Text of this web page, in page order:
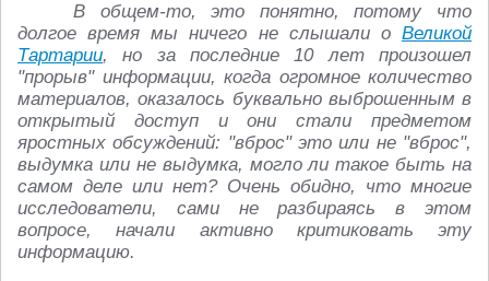
В общем-то, это понятно, потому что
долгое время мы ничего не слышали о Великой
Тартарии, но за последние 10 лет произошел
"прорыв" информации, когда огромное количество
материалов, оказалось буквально выброшенным в
открытый доступ и они стали предметом
яростных обсуждений: "вброс" это или не "вброс",
выдумка или не выдумка, могло ли такое быть на
самом деле или нет? Очень обидно, что многие
исследователи, сами не разбираясь в этом
вопросе, начали активно критиковать эту
информацию.